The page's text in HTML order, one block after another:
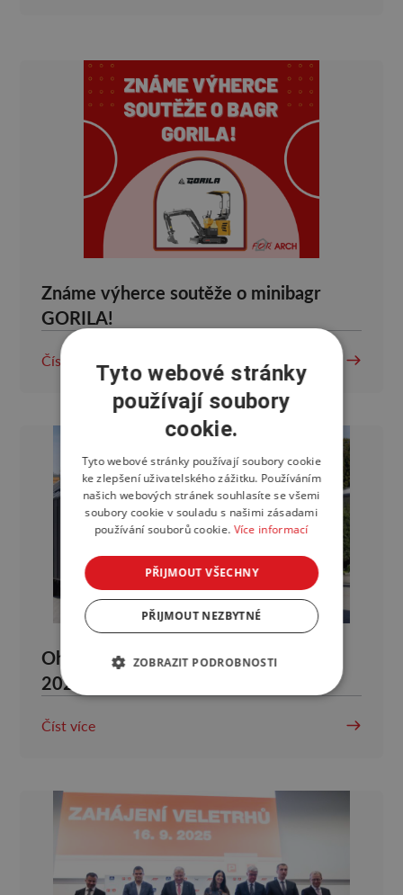
Známe výherce soutěže o minibagr
GORILA!
Číst více
Ohlédnutí za veletrhem FOR ARCH
2025
Číst více
Tyto webové stránky
používají soubory
cookie.
Tyto webové stránky používají soubory cookie
ke zlepšení uživatelského zážitku. Používáním
našich webových stránek souhlasíte se všemi
soubory cookie v souladu s našimi zásadami
používání souborů cookie. Více informací
PŘIJMOUT VŠECHNY
PŘIJMOUT NEZBYTNÉ
ZOBRAZIT PODROBNOSTI